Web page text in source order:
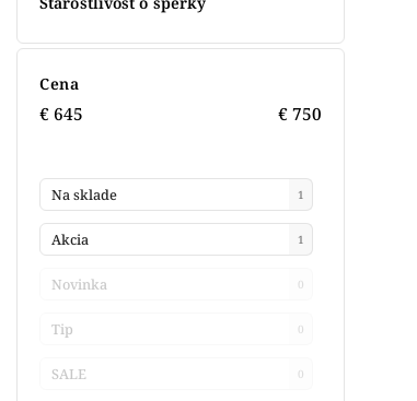
Cena
€645 €750
Na sklade 1
Akcia 1
Novinka 0
Tip 0
SALE 0